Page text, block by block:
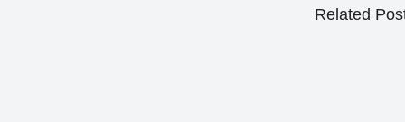
Related